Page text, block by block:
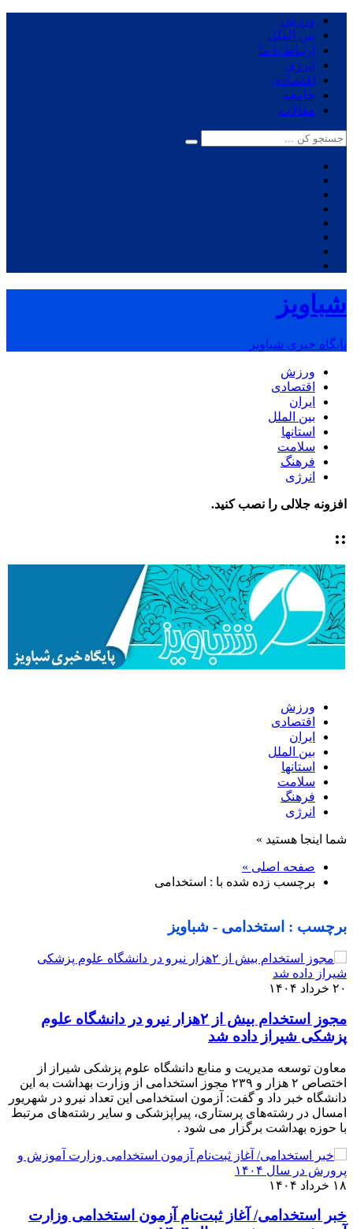
ورزش
بین الملل
ارتباط با ما
انرژی
اقتصادی
جامعه
مقالات
شباویز
پایگاه خبری شباویز
ورزش
اقتصادی
ایران
بین الملل
استانها
سلامت
فرهنگ
انرژی
افزونه جلالی را نصب کنید.
::
ورزش
اقتصادی
ایران
بین الملل
استانها
سلامت
فرهنگ
انرژی
شما اینجا هستید »
صفحه اصلی »
برچسب زده شده با : استخدامی
برچسب : استخدامی - شباویز
۲۰ خرداد ۱۴۰۴
مجوز استخدام بیش از ۲هزار نیرو در دانشگاه علوم
پزشکی شیراز داده شد
معاون توسعه مدیریت و منابع دانشگاه علوم پزشکی شیراز از
اختصاص ۲ هزار و ۲۳۹ مجوز استخدامی از وزارت بهداشت به این
دانشگاه خبر داد و گفت: آزمون استخدامی این تعداد نیرو در شهریور
امسال در رشته‌های پرستاری، پیراپزشکی و سایر رشته‌های مرتبط
با حوزه بهداشت برگزار می ‌شود .
۱۸ خرداد ۱۴۰۴
خبر استخدامی/ آغاز ثبت‌نام آزمون استخدامی وزارت